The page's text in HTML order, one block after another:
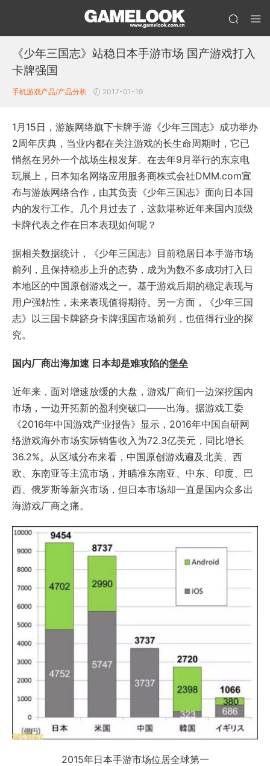
《少年三国志》站稳日本手游市场 国产游戏打入
卡牌强国
手机游戏产品/产品分析 2017-01-19
1月15日，游族网络旗下卡牌手游《少年三国志》成功举办
2周年庆典，当业内都在关注游戏的长生命周期时，它已
悄然在另外一个战场生根发芽。在去年9月举行的东京电
玩展上，日本知名网络应用服务商株式会社DMM.com宣
布与游族网络合作，由其负责《少年三国志》面向日本国
内的发行工作。几个月过去了，这款堪称近年来国内顶级
卡牌代表之作在日本表现如何呢？
据相关数据统计，《少年三国志》目前稳居日本手游市场
前列，且保持稳步上升的态势，成为为数不多成功打入日
本地区的中国原创游戏之一。基于游戏后期的稳定表现与
用户强粘性，未来表现值得期待。另一方面，《少年三国
志》以三国卡牌跻身卡牌强国市场前列，也值得行业的探
究。
国内厂商出海加速 日本却是难攻陷的堡垒
近年来，面对增速放缓的大盘，游戏厂商们一边深挖国内
市场，一边开拓新的盈利突破口——出海。据游戏工委
《2016年中国游戏产业报告》显示，2016年中国自研网
络游戏海外市场实际销售收入为72.3亿美元，同比增长
36.2%。从区域分布来看，中国原创游戏遍及北美、西
欧、东南亚等主流市场，并瞄准东南亚、中东、印度、巴
西、俄罗斯等新兴市场，但日本市场却一直是国内众多出
海游戏厂商之痛。
2015年日本手游市场位居全球第一